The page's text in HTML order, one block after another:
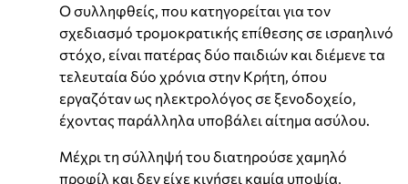
Ο συλληφθείς, που κατηγορείται για τον
σχεδιασμό τρομοκρατικής επίθεσης σε ισραηλινό
στόχο, είναι πατέρας δύο παιδιών και διέμενε τα
τελευταία δύο χρόνια στην Κρήτη, όπου
εργαζόταν ως ηλεκτρολόγος σε ξενοδοχείο,
έχοντας παράλληλα υποβάλει αίτημα ασύλου.
Μέχρι τη σύλληψή του διατηρούσε χαμηλό
προφίλ και δεν είχε κινήσει καμία υποψία,